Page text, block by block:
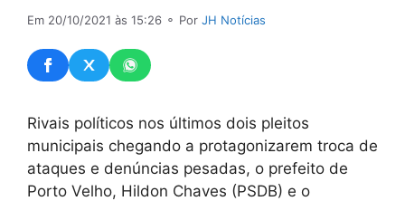
Em 20/10/2021 às 15:26 ⚬ Por JH Notícias
Rivais políticos nos últimos dois pleitos
municipais chegando a protagonizarem troca de
ataques e denúncias pesadas, o prefeito de
Porto Velho, Hildon Chaves (PSDB) e o